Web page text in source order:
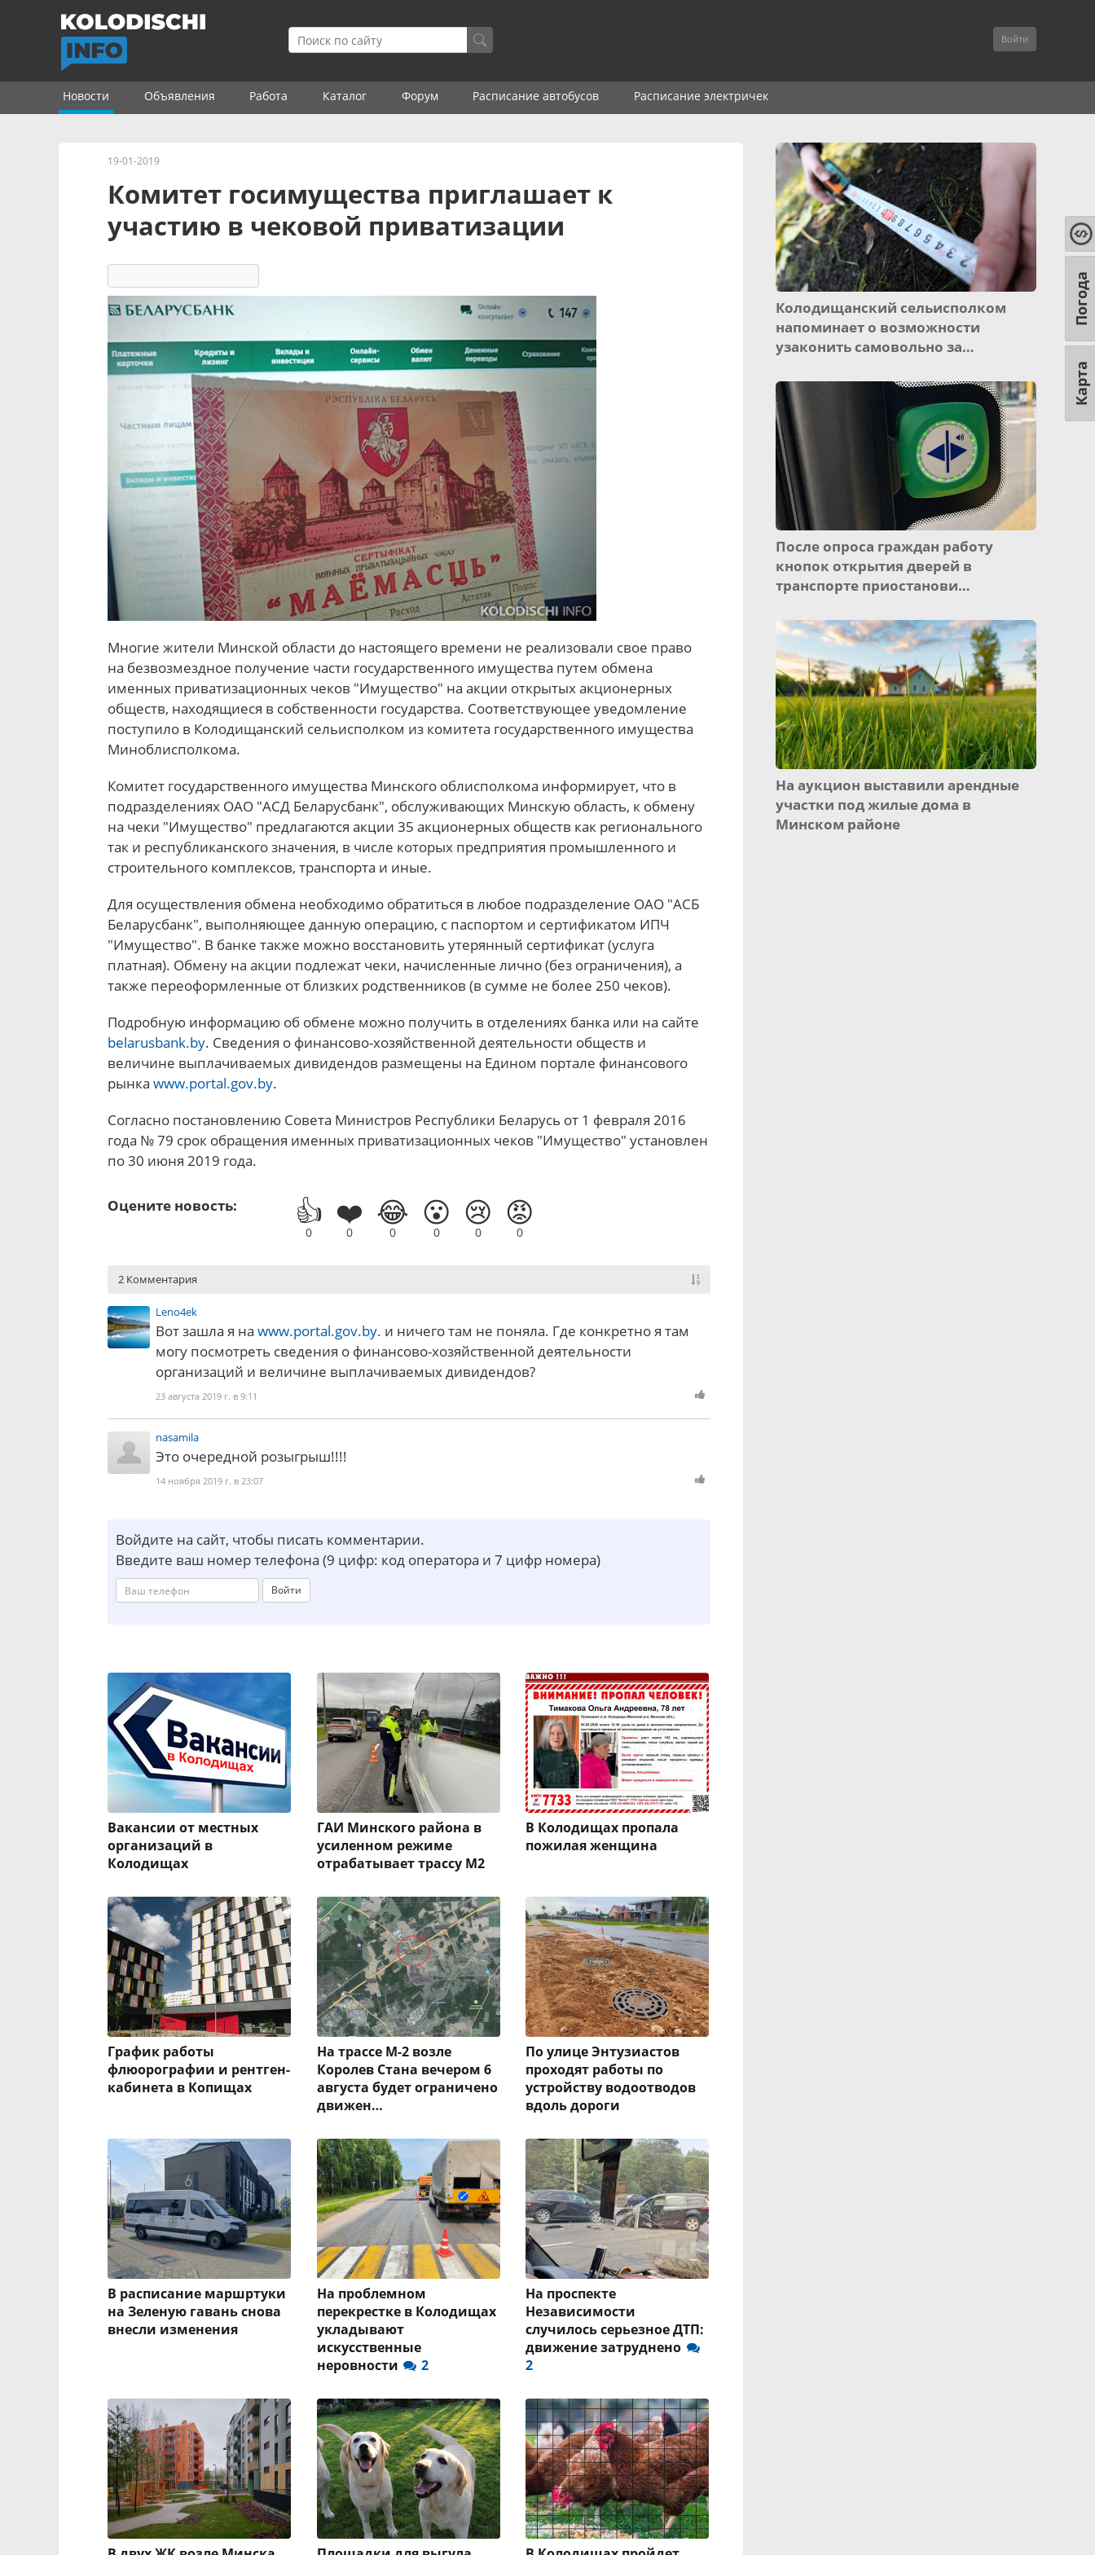
Войти
Новости Объявления Работа Каталог Форум Расписание автобусов Расписание электричек
19-01-2019
Комитет госимущества приглашает к
участию в чековой приватизации
Многие жители Минской области до настоящего времени не реализовали свое право
на безвозмездное получение части государственного имущества путем обмена
именных приватизационных чеков "Имущество" на акции открытых акционерных
обществ, находящиеся в собственности государства. Соответствующее уведомление
поступило в Колодищанский сельисполком из комитета государственного имущества
Миноблисполкома.
Комитет государственного имущества Минского облисполкома информирует, что в
подразделениях ОАО "АСД Беларусбанк", обслуживающих Минскую область, к обмену
на чеки "Имущество" предлагаются акции 35 акционерных обществ как регионального
так и республиканского значения, в числе которых предприятия промышленного и
строительного комплексов, транспорта и иные.
Для осуществления обмена необходимо обратиться в любое подразделение ОАО "АСБ
Беларусбанк", выполняющее данную операцию, с паспортом и сертификатом ИПЧ
"Имущество". В банке также можно восстановить утерянный сертификат (услуга
платная). Обмену на акции подлежат чеки, начисленные лично (без ограничения), а
также переоформленные от близких родственников (в сумме не более 250 чеков).
Подробную информацию об обмене можно получить в отделениях банка или на сайте
belarusbank.by. Сведения о финансово-хозяйственной деятельности обществ и
величине выплачиваемых дивидендов размещены на Едином портале финансового
рынка www.portal.gov.by.
Согласно постановлению Совета Министров Республики Беларусь от 1 февраля 2016
года № 79 срок обращения именных приватизационных чеков "Имущество" установлен
по 30 июня 2019 года.
Оцените новость: 👍
0
❤️
0
😂
0
😮
0
😢
0
😡
0
2 Комментария
Leno4ek
Вот зашла я наwww.portal.gov.by. и ничего там не поняла. Где конкретно я там
могу посмотреть сведения о финансово-хозяйственной деятельности
организаций и величине выплачиваемых дивидендов?
23 августа 2019 г. в 9:11
nasamila
Это очередной розыгрыш!!!!
14 ноября 2019 г. в 23:07
Войдите на сайт, чтобы писать комментарии.
Введите ваш номер телефона (9 цифр: код оператора и 7 цифр номера)
Войти
Вакансии от местных
организаций в
Колодищах
ГАИ Минского района в
усиленном режиме
отрабатывает трассу М2
В Колодищах пропала
пожилая женщина
График работы
флюорографии и рентген-
кабинета в Копищах
На трассе М-2 возле
Королев Стана вечером 6
августа будет ограничено
движен…
По улице Энтузиастов
проходят работы по
устройству водоотводов
вдоль дороги
В расписание маршртуки
на Зеленую гавань снова
внесли изменения
На проблемном
перекрестке в Колодищах
укладывают
искусственные
неровности
2
На проспекте
Независимости
случилось серьезное ДТП:
движение затруднено
2
Колодищанский сельисполком
напоминает о возможности
узаконить самовольно за…
После опроса граждан работу
кнопок открытия дверей в
транспорте приостанови…
На аукцион выставили арендные
участки под жилые дома в
Минском районе
Карта
Погода